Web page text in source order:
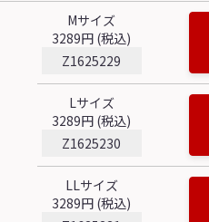
Mサイズ
3289円 (税込)
Z1625229
Lサイズ
3289円 (税込)
Z1625230
LLサイズ
3289円 (税込)